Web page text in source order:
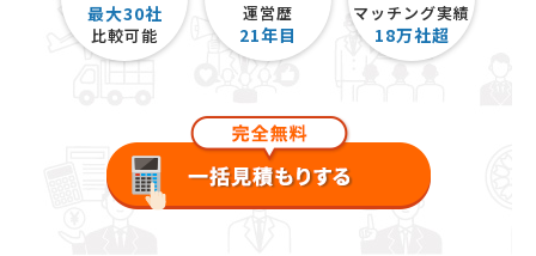
最大30社
比較可能
運営歴
21年目
マッチング実績
18万社超